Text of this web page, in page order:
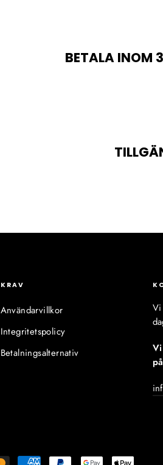
BETALA INOM
KRAV
Användarvillkor
Integritetspolicy
Betalningsalternativ